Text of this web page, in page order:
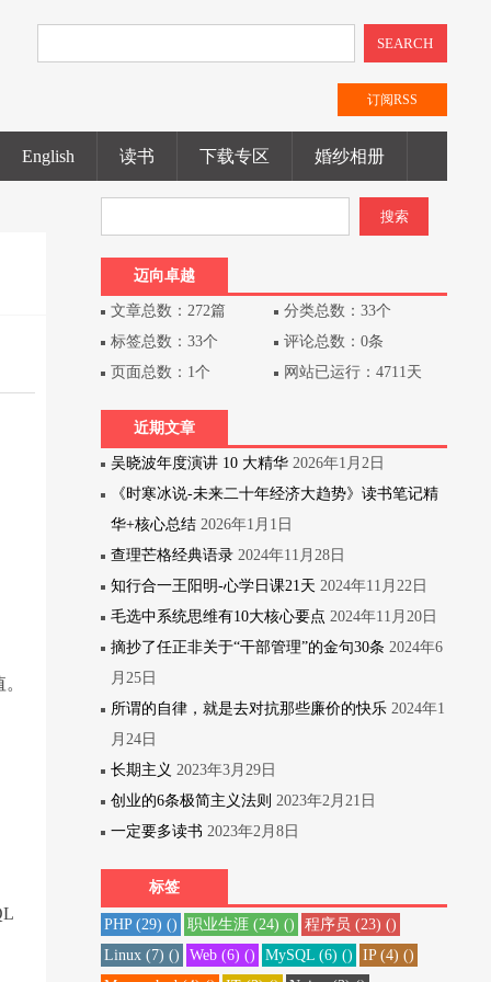
SEARCH
订阅RSS
English 读书 下载专区 婚纱相册
迈向卓越
文章总数：272篇
分类总数：33个
标签总数：33个
评论总数：0条
页面总数：1个
网站已运行：4711天
近期文章
吴晓波年度演讲 10 大精华 2026年1月2日
《时寒冰说-未来二十年经济大趋势》读书笔记精
华+核心总结 2026年1月1日
查理芒格经典语录 2024年11月28日
知行合一王阳明-心学日课21天 2024年11月22日
毛选中系统思维有10大核心要点 2024年11月20日
摘抄了任正非关于“干部管理”的金句30条 2024年6
月25日
所谓的自律，就是去对抗那些廉价的快乐 2024年1
月24日
长期主义 2023年3月29日
创业的6条极简主义法则 2023年2月21日
一定要多读书 2023年2月8日
标签
PHP(29) () 职业生涯(24) () 程序员 (23) ()
Linux(7) () Web(6) () MySQL(6) () IP(4) ()